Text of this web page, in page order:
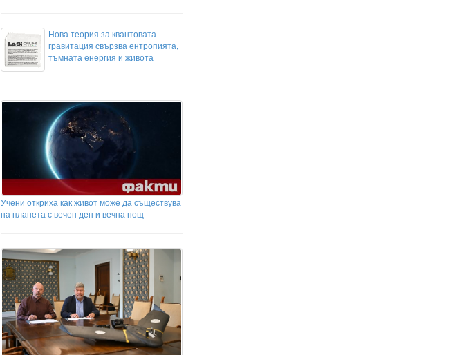
Нова теория за квантовата
гравитация свързва ентропията,
тъмната енергия и живота
Учени откриха как живот може да съществува
на планета с вечен ден и вечна нощ